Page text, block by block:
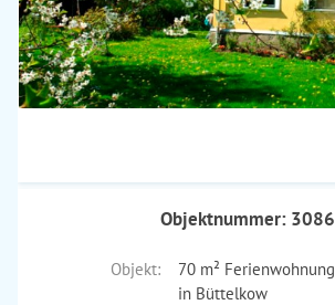
Objektnummer: 3086
Objekt:
70 m² Ferienwohnung
in Büttelkow